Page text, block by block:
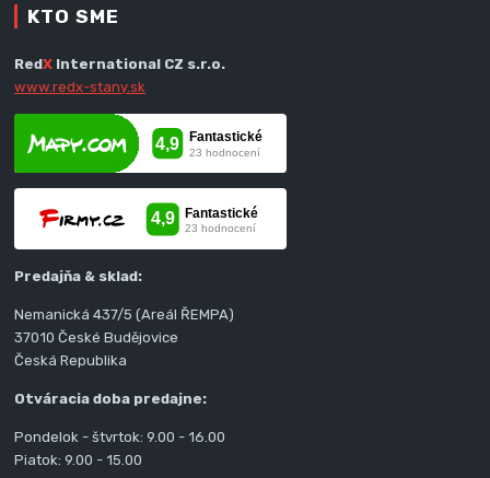
KTO SME
RedX International CZ s.r.o.
www.redx-stany.sk
Predajňa & sklad:
Nemanická 437/5 (Areál ŘEMPA)
37010 České Budějovice
Česká Republika
Otváracia doba predajne:
Pondelok - štvrtok: 9.00 - 16.00
Piatok: 9.00 - 15.00